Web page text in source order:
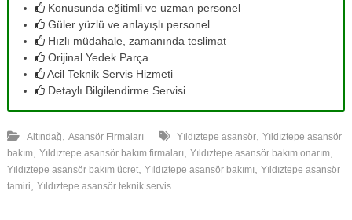
Konusunda eğitimli ve uzman personel
Güler yüzlü ve anlayışlı personel
Hızlı müdahale, zamanında teslimat
Orijinal Yedek Parça
Acil Teknik Servis Hizmeti
Detaylı Bilgilendirme Servisi
Altındağ Asansör Firmaları Yıldıztepe asansör, Yıldıztepe asansör
bakım
Yıldıztepe asansör bakım firmaları Yıldıztepe asansör bakım onarım
Yıldıztepe asansör bakım ücret, Yıldıztepe asansör bakımı
Yıldıztepe asansör
tamiri
Yıldıztepe asansör teknik servis